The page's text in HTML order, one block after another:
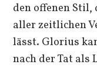
den offenen
aller zeitlichen
lässt. Glorius
nach der Tat als